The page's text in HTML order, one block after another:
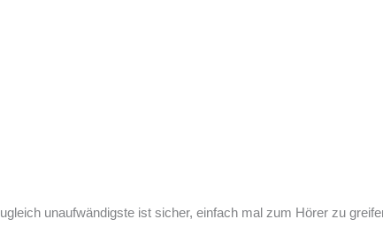
unaufwändigste ist sicher, einfach mal zum Hörer zu